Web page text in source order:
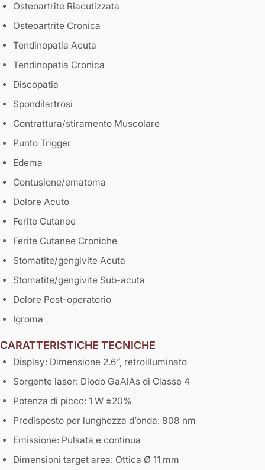
Osteoartrite Riacutizzata
Osteoartrite Cronica
Tendinopatia Acuta
Tendinopatia Cronica
Discopatia
Spondilartrosi
Contrattura/stiramento Muscolare
Punto Trigger
Edema
Contusione/ematoma
Dolore Acuto
Ferite Cutanee
Ferite Cutanee Croniche
Stomatite/gengivite Acuta
Stomatite/gengivite Sub-acuta
Dolore Post-operatorio
Igroma
CARATTERISTICHE TECNICHE
Display: Dimensione 2.6”, retroilluminato
Sorgente laser: Diodo GaAlAs di Classe 4
Potenza di picco: 1 W ±20%
Predisposto per lunghezza d’onda: 808 nm
Emissione: Pulsata e continua
Dimensioni target area: Ottica Ø 11 mm